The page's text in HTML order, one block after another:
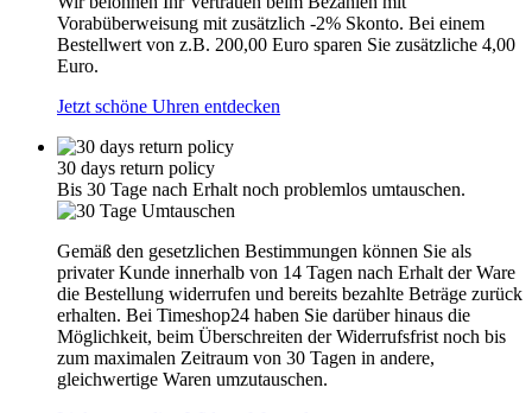
Vorabüberweisung mit zusätzlich -2% Skonto. Bei einem
Bestellwert von z.B. 200,00 Euro sparen Sie zusätzliche 4,00
Euro.
Jetzt schöne Uhren entdecken
30 days return policy
Bis 30 Tage nach Erhalt noch problemlos umtauschen.
Gemäß den gesetzlichen Bestimmungen können Sie als
privater Kunde innerhalb von 14 Tagen nach Erhalt der Ware
die Bestellung widerrufen und bereits bezahlte Beträge zurück
erhalten. Bei Timeshop24 haben Sie darüber hinaus die
Möglichkeit, beim Überschreiten der Widerrufsfrist noch bis
zum maximalen Zeitraum von 30 Tagen in andere,
gleichwertige Waren umzutauschen.